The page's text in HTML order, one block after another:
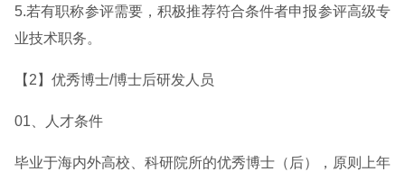
5.若有职称参评需要，积极推荐符合条件者申报参评高级专
业技术职务。
【2】优秀博士/博士后研发人员
01、人才条件
毕业于海内外高校、科研院所的优秀博士（后），原则上年